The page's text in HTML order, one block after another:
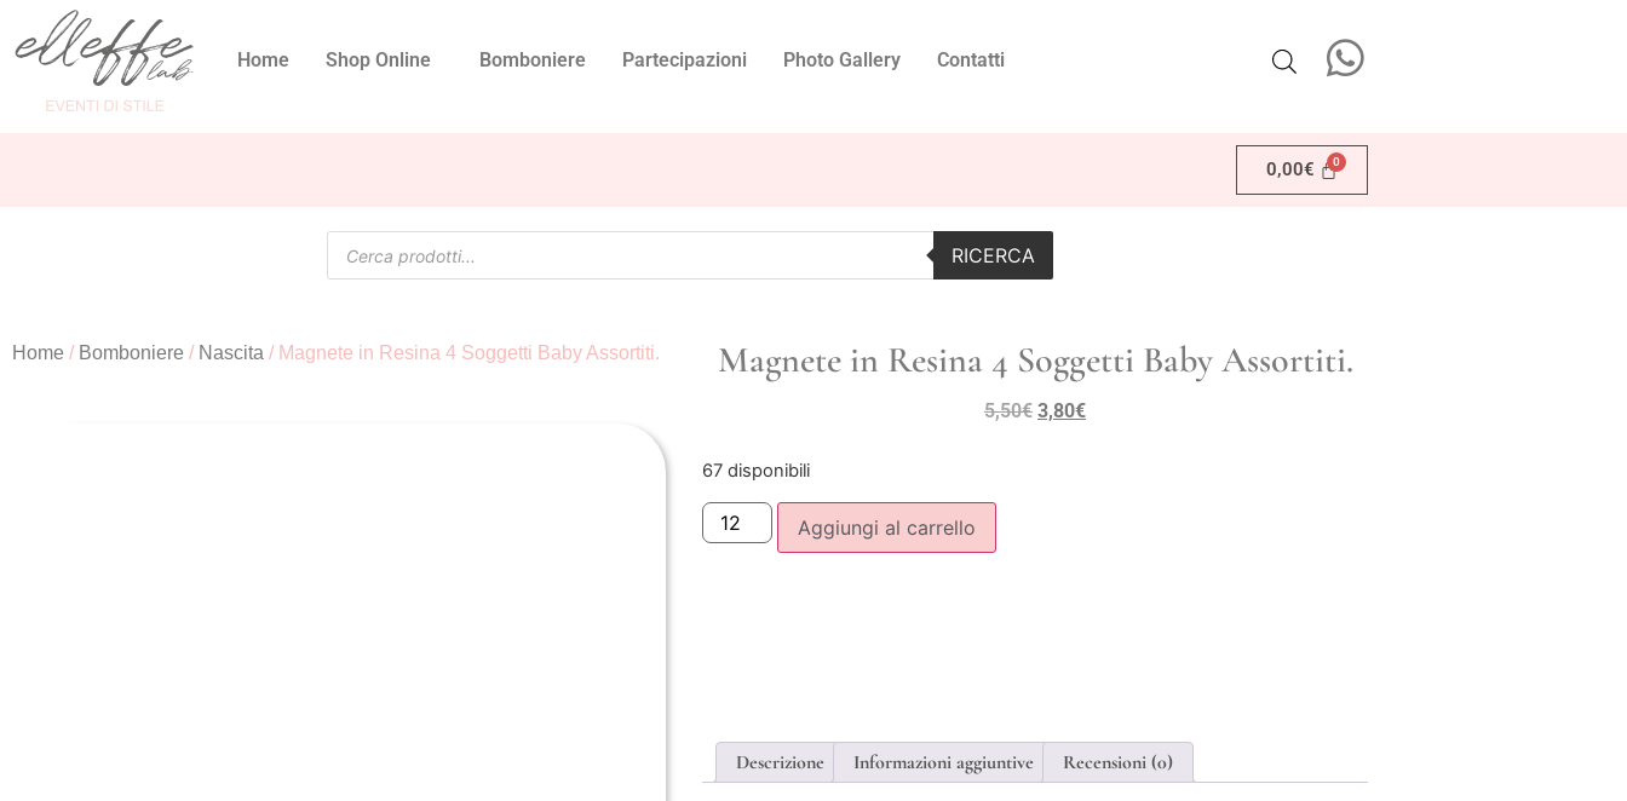
Home Shop Online Bomboniere Partecipazioni Photo Gallery Contatti
0,00€
RICERCA
Home / Bomboniere / Nascita / Magnete in Resina 4 Soggetti Baby Assortiti. Magnete in Resina 4 Soggetti Baby Assortiti.
5,50€ 3,80€
67 disponibili
Aggiungi al carrello
Descrizione Informazioni aggiuntive Recensioni (0)